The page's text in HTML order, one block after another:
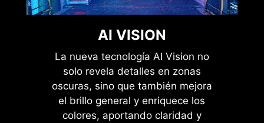
AI VISION
La nueva tecnología AI Vision no
solo revela detalles en zonas
oscuras, sino que también mejora
el brillo general y enriquece los
colores, aportando claridad y